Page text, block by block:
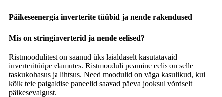
Päikeseenergia inverterite tüübid ja nende rakendused
Mis on stringinverterid ja nende eelised?
Ristmoodulitest on saanud üks laialdaselt kasutatavaid
inverteritüüpe elamutes. Ristmooduli peamine eelis on selle
taskukohasus ja lihtsus. Need moodulid on väga kasulikud, kui
kõik teie paigaldise paneelid saavad päeva jooksul võrdselt
päikesevalgust.